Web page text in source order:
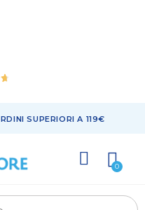
SUPERIORI A 119€